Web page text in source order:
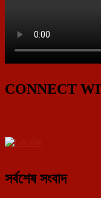
CONNECT
সর্বশেষ সংবাদ